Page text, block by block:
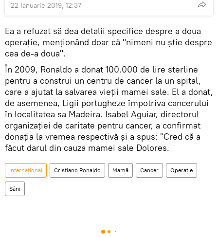
22 Ianuarie 2019, 12:37
Ea a refuzat să dea detalii specifice despre a doua
operație, menţionând doar că "nimeni nu știe despre
cea de-a doua".
În 2009, Ronaldo a donat 100.000 de lire sterline
pentru a construi un centru de cancer la un spital,
care a ajutat la salvarea vieții mamei sale. El a donat,
de asemenea, Ligii portugheze împotriva cancerului
în localitatea sa Madeira. Isabel Aguiar, directorul
organizației de caritate pentru cancer, a confirmat
donația la vremea respectivă și a spus: "Cred că a
făcut darul din cauza mamei sale Dolores.
Internaţional Cristiano Ronaldo Mamă Cancer Operație
Sâni